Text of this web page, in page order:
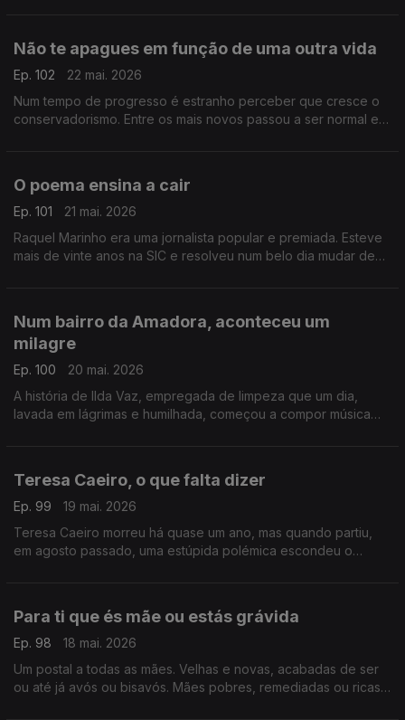
Não te apagues em função de uma outra vida
Ep. 102
22 mai. 2026
Num tempo de progresso é estranho perceber que cresce o
conservadorismo. Entre os mais novos passou a ser normal e
O poema ensina a cair
Ep. 101
21 mai. 2026
Raquel Marinho era uma jornalista popular e premiada. Esteve
mais de vinte anos na SIC e resolveu num belo dia mudar de
Num bairro da Amadora, aconteceu um
milagre
Ep. 100
20 mai. 2026
A história de Ilda Vaz, empregada de limpeza que um dia,
lavada em lágrimas e humilhada, começou a compor música
Teresa Caeiro, o que falta dizer
Ep. 99
19 mai. 2026
Teresa Caeiro morreu há quase um ano, mas quando partiu,
em agosto passado, uma estúpida polémica escondeu o
Para ti que és mãe ou estás grávida
Ep. 98
18 mai. 2026
Um postal a todas as mães. Velhas e novas, acabadas de ser
ou até já avós ou bisavós. Mães pobres, remediadas ou ricas.